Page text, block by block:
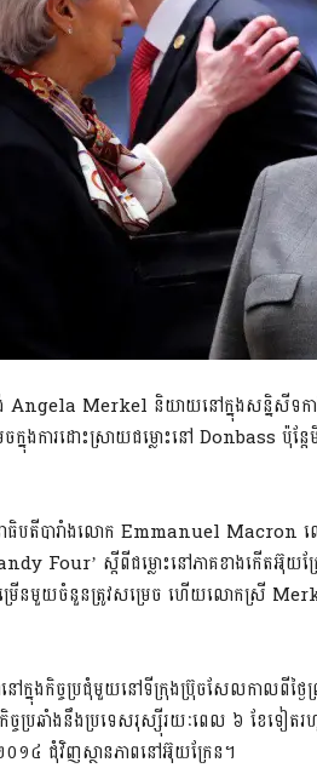
Angela Merkel និយាយនៅក្នុងសន្និសីទកា
េចក្នុងការដោះស្រាយជម្លោះនៅ Donbass
នាធិបតីបារាំងលោក Emmanuel
Four’ ស្តីពីជម្លោះនៅភាគខាងកើតអ៊ុយក្
រើនមួយចំនួនត្រូវសម្រេច ហើយលោកស្រី
នៅក្នុងកិច្ចប្រជុំមួយនៅទីក្រុងប្រ៊ុចសែលកាលពីថ្
កិច្ចប្រឆាំងនឹងប្រទេសរុស្ស៊ីរយៈពេល ៦ ខែទ
២០១៤ ជុំវិញស្ថានភាពនៅអ៊ុយក្រែន។